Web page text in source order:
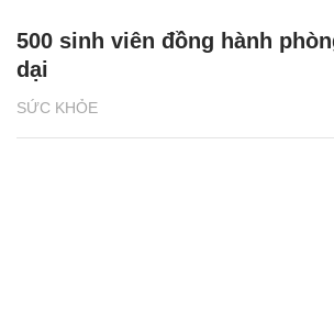
SỨC KHỎE
500 sinh viên đồng hành
dại